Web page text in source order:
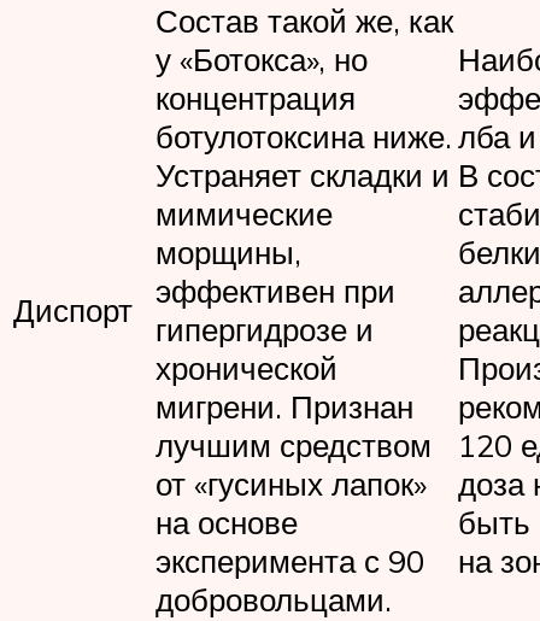
Диспорт
Состав такой же, как
у «Ботокса», но
концентрация
ботулотоксина ниже.
Устраняет складки и
мимические
морщины,
эффективен при
гипергидрозе и
хронической
мигрени. Признан
лучшим средством
от «гусиных лапок»
на основе
эксперимента с 90
добровольцами.
лба
В
120
доза
быть
на